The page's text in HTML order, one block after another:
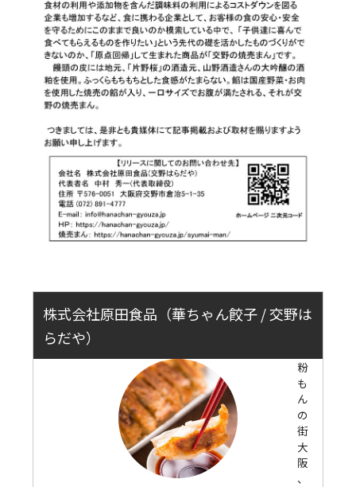
株式会社原田食品（華ちゃん餃子 / 交野は
らだや）
粉
も
ん
の
街
大
阪
、